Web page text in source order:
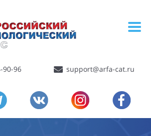
90-96 support@arfa-cat.ru